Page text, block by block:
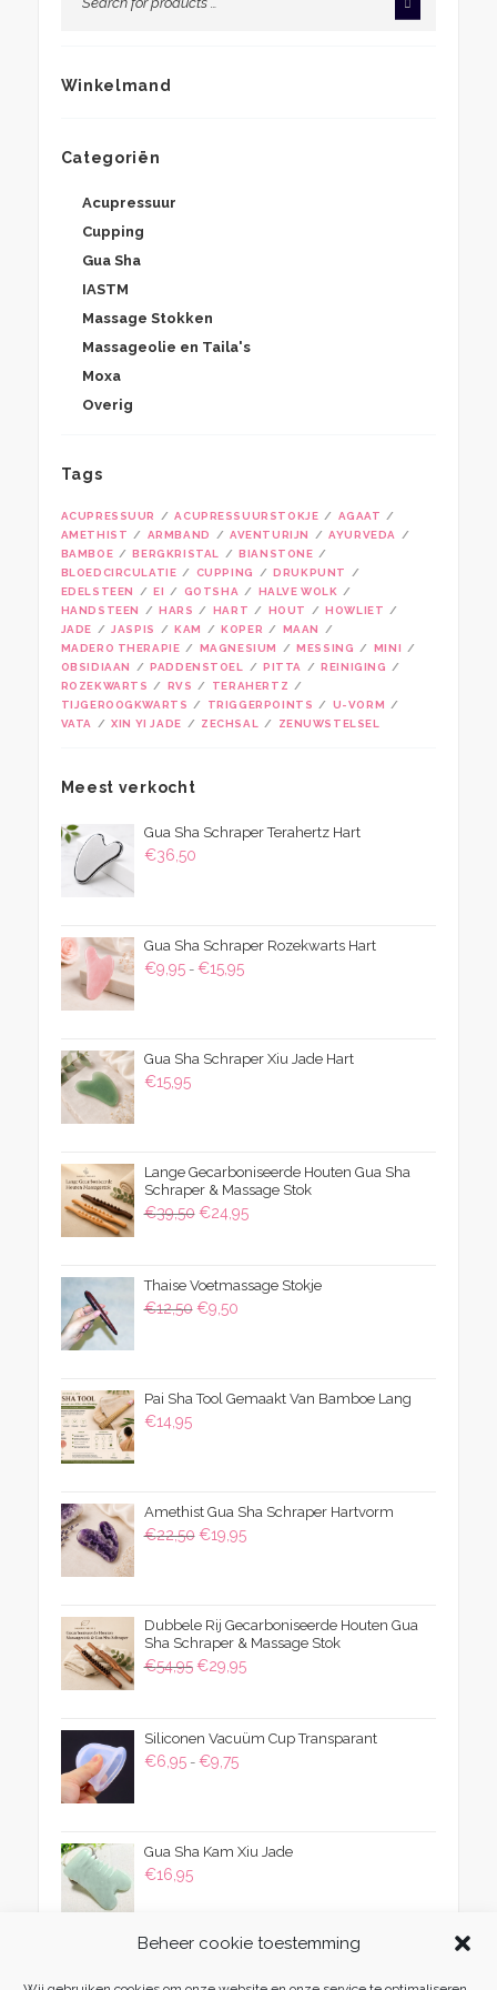
Beheer cookie toestemming
Winkelmand
Categoriën
Acupressuur
Cupping
Gua Sha
IASTM
Massage Stokken
Massageolie en Taila's
Moxa
Overig
Tags
ACUPRESSUUR ACUPRESSUURSTOKJE
AGAAT
AMETHIST
ARMBAND AVENTURIJN
AYURVEDA
BAMBOE
BERGKRISTAL
BIANSTONE
BLOEDCIRCULATIE
CUPPING
DRUKPUNT
EDELSTEEN
EI GOTSHA
HALVE WOLK
HANDSTEEN
HARS HART HOUT
HOWLIET
JADE
JASPIS KAM KOPER
MAAN
MADERO THERAPIE
MAGNESIUM MESSING
MINI
OBSIDIAAN
PADDENSTOEL PITTA
REINIGING
ROZEKWARTS
RVS
TERAHERTZ
TIJGEROOGKWARTS
TRIGGERPOINTS
U-VORM
VATA
XIN YI JADE ZECHSAL ZENUWSTELSEL
Meest verkocht
Gua Sha Schraper Terahertz Hart
€36,50
Gua Sha Schraper Rozekwarts Hart
€9,95 - €15,95Prijsklasse:
Gua Sha Schraper Xiu Jade Hart
€15,95
Lange Gecarboniseerde Houten Gua Sha
Schraper & Massage Stok
€39,50 Oorspronkelijke
€39,50.
€24,95Huidige
€24,95.
Thaise Voetmassage Stokje
€12,50 Oorspronkelijke
€9,50Huidige
Pai Sha Tool Gemaakt Van Bamboe Lang
€14,95
Amethist Gua Sha Schraper Hartvorm
€22,50 Oorspronkelijke
€19,95Huidige
Dubbele Rij Gecarboniseerde Houten Gua
Sha Schraper & Massage Stok
€54,95 Oorspronkelijke
€54,95.
€29,95Huidige
€29,95.
Siliconen Vacuüm Cup Transparant
€6,95 - €9,75Prijsklasse:
Gua Sha Kam Xiu Jade
€16,95